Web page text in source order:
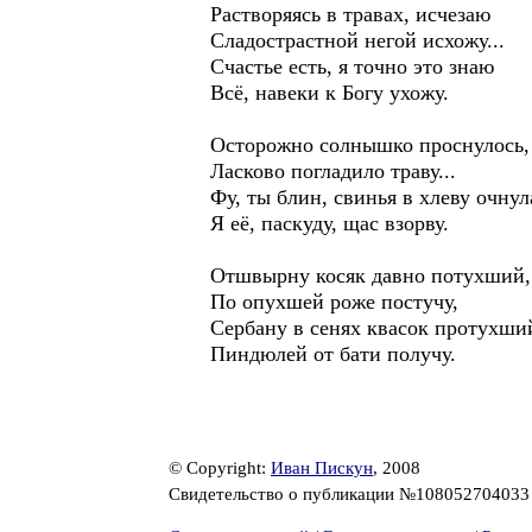
Растворяясь в травах, исчезаю
Сладострастной негой исхожу...
Счастье есть, я точно это знаю
Всё, навеки к Богу ухожу.
Осторожно солнышко проснулось,
Ласково погладило траву...
Фу, ты блин, свинья в хлеву
Я её, паскуду, щас взорву.
Отшвырну косяк давно потухший,
По опухшей роже постучу,
Сербану в сенях квасок
Пиндюлей от бати получу.
© Copyright: Иван Пискун, 2008
Свидетельство о публикации №108052704033